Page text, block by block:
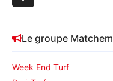
Le groupe Matchem
Week End Turf